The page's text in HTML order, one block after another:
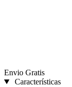
Envio Gratis
Características